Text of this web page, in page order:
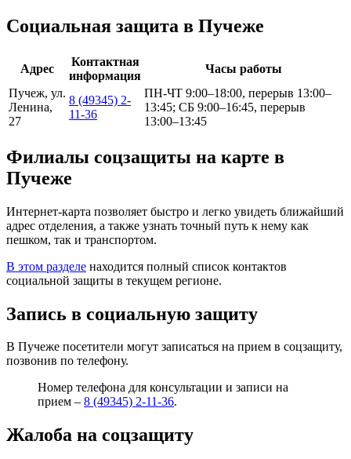
Социальная защита в Пучеже
Адрес
Контактная
информация
Часы работы
Пучеж, ул.
Ленина,
27
8 (49345) 2-
11-36
ПН-ЧТ 9:00–18:00, перерыв 13:00–
13:45; СБ 9:00–16:45, перерыв
13:00–13:45
Филиалы соцзащиты на карте в
Пучеже
Интернет-карта позволяет быстро и легко увидеть ближайший
адрес отделения, а также узнать точный путь к нему как
пешком, так и транспортом.
В этом разделе находится полный список контактов
социальной защиты в текущем регионе.
Запись в социальную защиту
В Пучеже посетители могут записаться на прием в соцзащиту,
позвонив по телефону.
Номер телефона для консультации и записи на
прием – 8 (49345) 2-11-36.
Жалоба на соцзащиту